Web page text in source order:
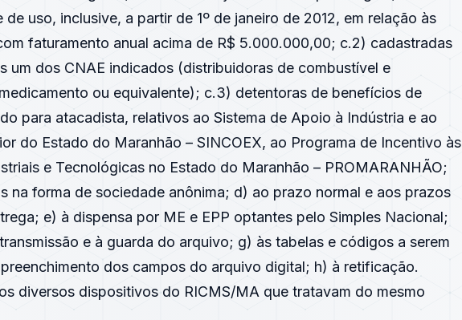
uso, inclusive, a partir de 1º de janeiro de 2012, em relação às
faturamento anual acima de R$ 5.000.000,00; c.2) cadastradas
um dos CNAE indicados (distribuidoras de combustível e
ou equivalente); c.3) detentoras de benefícios de
para atacadista, relativos ao Sistema de Apoio à Indústria e ao
do Estado do Maranhão – SINCOEX, ao Programa de Incentivo às
e Tecnológicas no Estado do Maranhão – PROMARANHÃO;
na forma de sociedade anônima; d) ao prazo normal e aos prazos
e) à dispensa por ME e EPP optantes pelo Simples Nacional;
e à guarda do arquivo; g) às tabelas e códigos a serem
dos campos do arquivo digital; h) à retificação.
diversos dispositivos do RICMS/MA que tratavam do mesmo